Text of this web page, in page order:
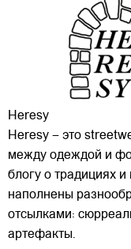
Heresy
Heresy – это
между одеждой и
блогу о традициях
наполнены
отсылками:
артефакты.